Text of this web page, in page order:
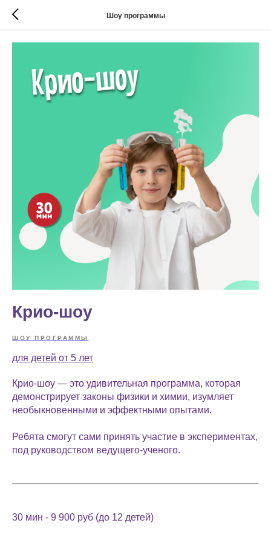
Шоу программы
Крио-шоу
ШОУ ПРОГРАММЫ
для детей от 5 лет
Крио-шоу — это удивительная программа, которая
демонстрирует законы физики и химии, изумляет
необыкновенными и эффектными опытами.
Ребята смогут сами принять участие в экспериментах,
под руководством ведущего-ученого.
30 мин - 9 900 руб (до 12 детей)